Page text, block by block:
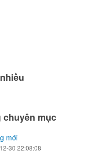
chuyên mục
mới
30 22:08:08